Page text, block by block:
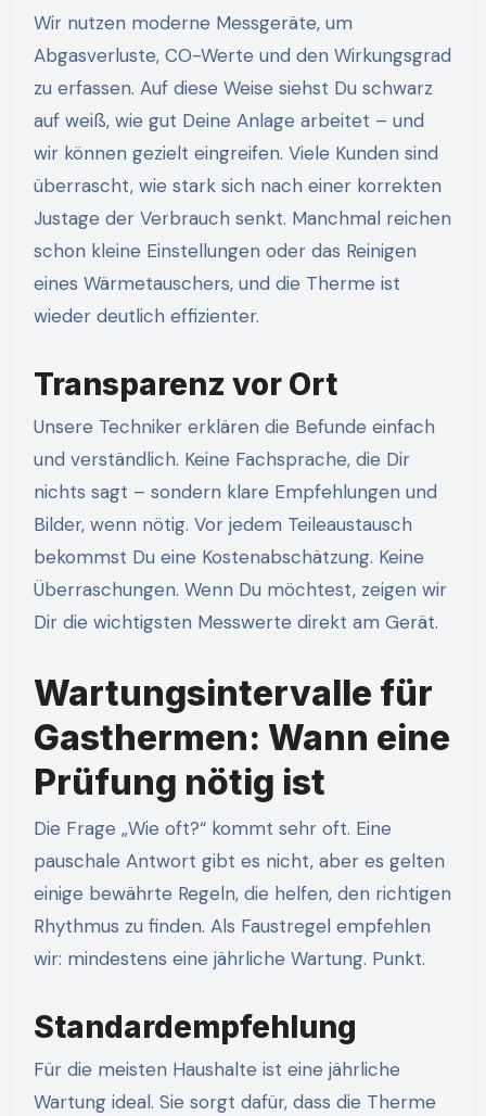
Wir nutzen moderne Messgeräte, um
Abgasverluste, CO-Werte und den Wirkungsgrad
zu erfassen. Auf diese Weise siehst Du schwarz
auf weiß, wie gut Deine Anlage arbeitet – und
wir können gezielt eingreifen. Viele Kunden sind
überrascht, wie stark sich nach einer korrekten
Justage der Verbrauch senkt. Manchmal reichen
schon kleine Einstellungen oder das Reinigen
eines Wärmetauschers, und die Therme ist
wieder deutlich effizienter.
Transparenz vor Ort
Unsere Techniker erklären die Befunde einfach
und verständlich. Keine Fachsprache, die Dir
nichts sagt – sondern klare Empfehlungen und
Bilder, wenn nötig. Vor jedem Teileaustausch
bekommst Du eine Kostenabschätzung. Keine
Überraschungen. Wenn Du möchtest, zeigen wir
Dir die wichtigsten Messwerte direkt am Gerät.
Wartungsintervalle für
Gasthermen: Wann eine
Prüfung nötig ist
Die Frage „Wie oft?“ kommt sehr oft. Eine
pauschale Antwort gibt es nicht, aber es gelten
einige bewährte Regeln, die helfen, den richtigen
Rhythmus zu finden. Als Faustregel empfehlen
wir: mindestens eine jährliche Wartung. Punkt.
Standardempfehlung
Für die meisten Haushalte ist eine jährliche
Wartung ideal. Sie sorgt dafür, dass die Therme